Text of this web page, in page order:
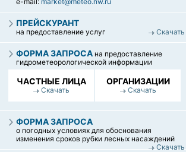
ПРЕЙСКУРАНТ
на предоставление услуг Скачать
ФОРМА ЗАПРОСА на предоставление
гидрометеорологической информации
ЧАСТНЫЕ ЛИЦА
Скачать
ОРГАНИЗАЦИИ
Скачать
ФОРМА ЗАПРОСА
о погодных условиях для обоснования
изменения сроков рубки лесных насаждений
Скачать